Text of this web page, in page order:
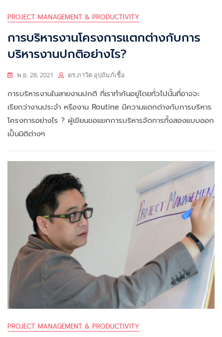
PROJECT MANAGEMENT & PRODUCTIVITY
การบริหารงานโครงการแตกต่างกับการ
บริหารงานปกติอย่างไร?
พ.ย. 28, 2021 ดร.ภาวัต อุปถัมภ์เชื้อ
การบริหารงานในสายงานปกติ ที่เราทำกันอยู่โดยทั่วไปนั้นที่อาจจะ
เรียกว่างานประจำ หรืองาน Routine มีความแตกต่างกับการบริหาร
โครงการอย่างไร ? ผู้เขียนขอแยกการบริหารจัดการทั้งสองแบบออก
เป็นมิติต่างๆ
PROJECT MANAGEMENT & PRODUCTIVITY